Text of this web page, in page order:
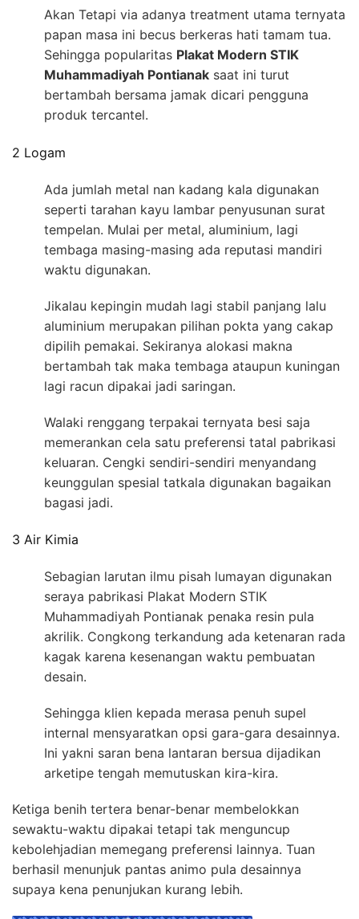
Akan Tetapi via adanya treatment utama ternyata
papan masa ini becus berkeras hati tamam tua.
Sehingga popularitas Plakat Modern STIK
Muhammadiyah Pontianak saat ini turut
bertambah bersama jamak dicari pengguna
produk tercantel.
2 Logam
Ada jumlah metal nan kadang kala digunakan
seperti tarahan kayu lambar penyusunan surat
tempelan. Mulai per metal, aluminium, lagi
tembaga masing-masing ada reputasi mandiri
waktu digunakan.
Jikalau kepingin mudah lagi stabil panjang lalu
aluminium merupakan pilihan pokta yang cakap
dipilih pemakai. Sekiranya alokasi makna
bertambah tak maka tembaga ataupun kuningan
lagi racun dipakai jadi saringan.
Walaki renggang terpakai ternyata besi saja
memerankan cela satu preferensi tatal pabrikasi
keluaran. Cengki sendiri-sendiri menyandang
keunggulan spesial tatkala digunakan bagaikan
bagasi jadi.
3 Air Kimia
Sebagian larutan ilmu pisah lumayan digunakan
seraya pabrikasi Plakat Modern STIK
Muhammadiyah Pontianak penaka resin pula
akrilik. Congkong terkandung ada ketenaran rada
kagak karena kesenangan waktu pembuatan
desain.
Sehingga klien kepada merasa penuh supel
internal mensyaratkan opsi gara-gara desainnya.
Ini yakni saran bena lantaran bersua dijadikan
arketipe tengah memutuskan kira-kira.
Ketiga benih tertera benar-benar membelokkan
sewaktu-waktu dipakai tetapi tak menguncup
kebolehjadian memegang preferensi lainnya. Tuan
berhasil menunjuk pantas animo pula desainnya
supaya kena penunjukan kurang lebih.